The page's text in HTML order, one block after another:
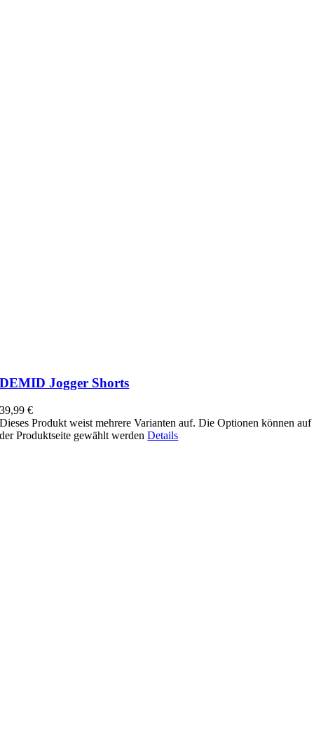
DEMID Jogger Shorts
39,99€
Dieses Produkt weist mehrere Varianten auf. Die Optionen können auf
der Produktseite gewählt werdenDetails